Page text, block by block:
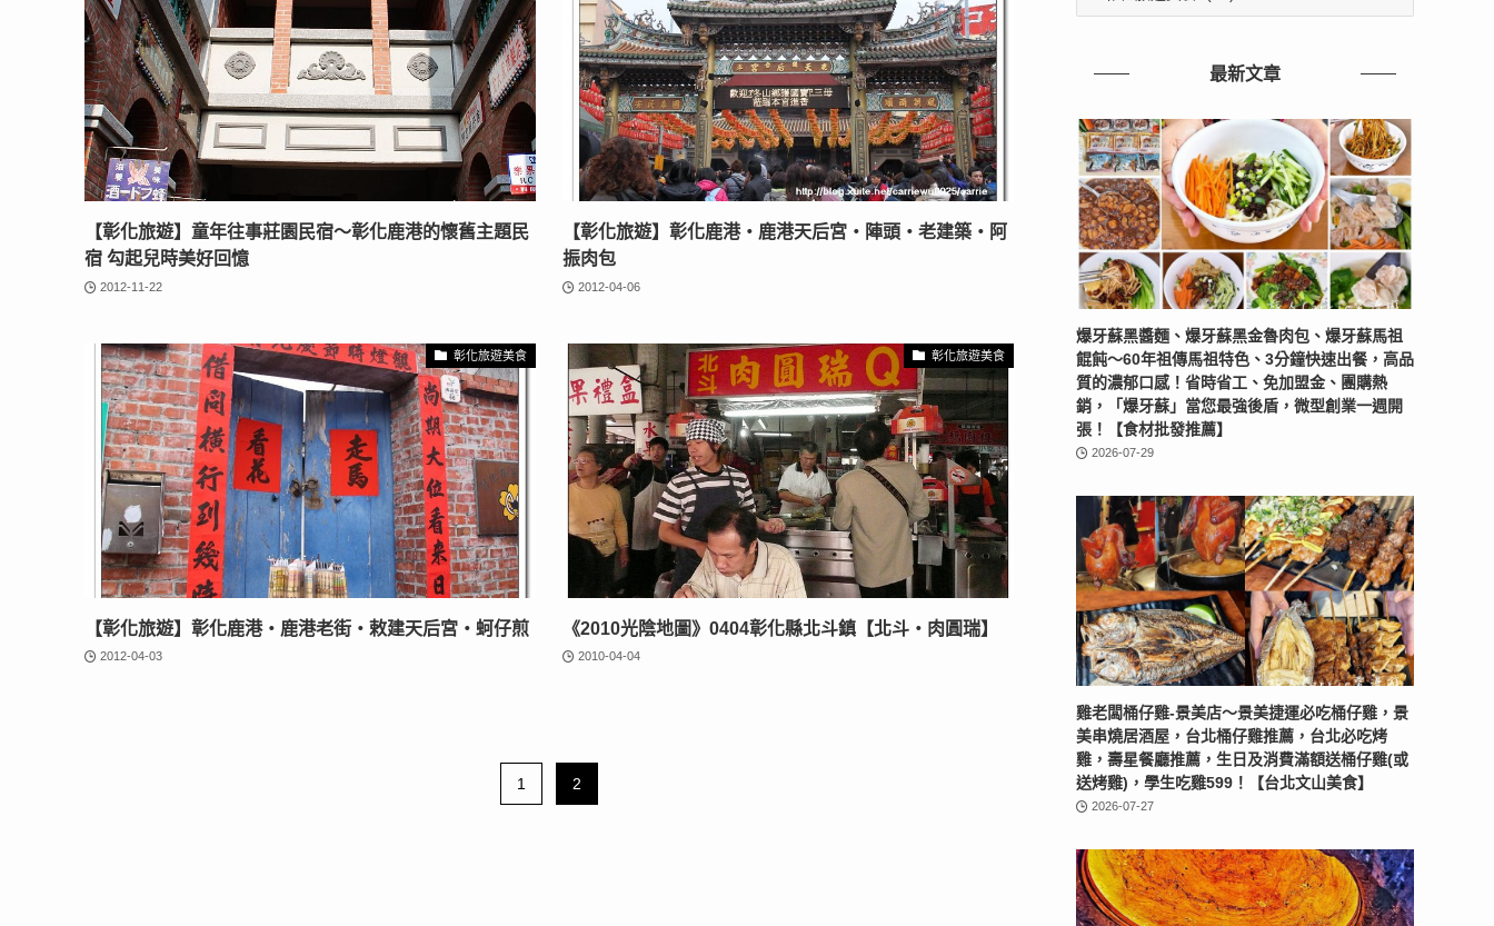
【彰化旅遊】童年往事莊園民宿～彰化鹿港的懷舊主題民
宿 勾起兒時美好回憶
2012-11-22
【彰化旅遊】彰化鹿港‧鹿港天后宮‧陣頭‧老建築‧阿
振肉包
2012-04-06
彰化旅遊美食
【彰化旅遊】彰化鹿港‧鹿港老街‧敕建天后宮‧蚵仔煎
2012-04-03
彰化旅遊美食
《2010光陰地圖》0404彰化縣北斗鎮【北斗‧肉圓瑞】
2010-04-04
1 2
最新文章
爆牙蘇黑醬麵、爆牙蘇黑金魯肉包、爆牙蘇馬祖
餛飩～60年祖傳馬祖特色、3分鐘快速出餐，高品
質的濃郁口感！省時省工、免加盟金、團購熱
銷，「爆牙蘇」當您最強後盾，微型創業一週開
張！【食材批發推薦】
2026-07-29
雞老闆桶仔雞-景美店〜景美捷運必吃桶仔雞，景
美串燒居酒屋，台北桶仔雞推薦，台北必吃烤
雞，壽星餐廳推薦，生日及消費滿額送桶仔雞(或
送烤雞)，學生吃雞599！【台北文山美食】
2026-07-27